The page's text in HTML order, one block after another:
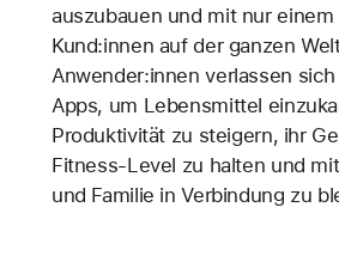
auszubauen und mit nur
Kund:innen auf der ganzen
Anwender:innen verlassen
Apps, um Lebensmittel
Produktivität zu steigern, ihr
Fitness-Level zu halten und
und Familie in Verbindung zu